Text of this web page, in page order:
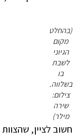
(בהחלט
מקום
הגיוני
לשבת
בו
בשלווה.
צילום:
שירה
מילר)
חשוב לציין,